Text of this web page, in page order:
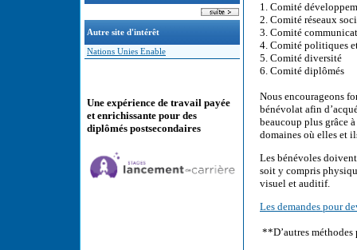
Autre site d'intérêt
Nations Unies Enable
Une expérience de travail payée
et enrichissante pour des
diplômés postsecondaires
1. Comité
2. Comité réseaux
3. Comité
4. Comité politiques
5. Comité diversité
6. Comité diplômés
Nous encourageons
bénévolat afin
beaucoup plus grâce
domaines où elles et
Les bénévoles
soit y compris
visuel et auditif.
Les demandes pour
**D’autres méthodes